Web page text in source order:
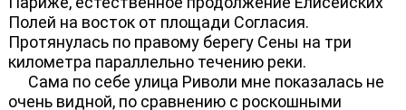
Полей на восток от площади Согласия.
Протянулась по правому берегу Сены на три
километра параллельно течению реки.
Сама по себе улица Риволи мне показалась не
очень видной, по сравнению с роскошными